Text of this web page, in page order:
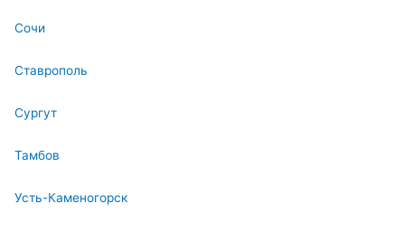
Сочи
Ставрополь
Сургут
Тамбов
Усть-Каменогорск